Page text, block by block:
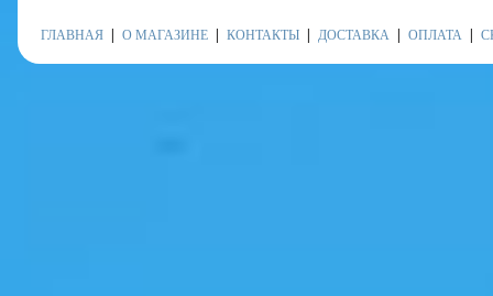
ГЛАВНАЯ О МАГАЗИНЕ КОНТАКТЫ ДОСТАВКА ОПЛАТА